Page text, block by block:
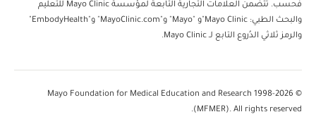
فحسب. تتضمن العلامات التجارية التابعة لمؤسسة Mayo Clinic للتعليم
والبحث الطبي: Mayo Clinic"و "Mayo" و"MayoClinic.com" و"EmbodyHealth"
والرمز ثلاثي الدُروع التابع لـ Mayo Clinic.
© 1998-2026 Mayo Foundation for Medical Education and Research
(MFMER). All rights reserved.